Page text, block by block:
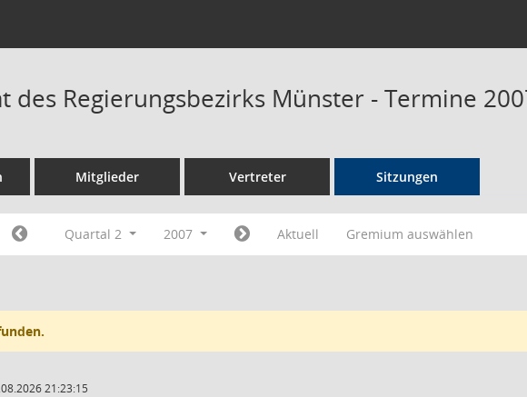
des Regierungsbezirks Münster - Termine
Mitglieder Vertreter Sitzungen
Quartal 2 2007 Aktuell Gremium auswählen
21:23:15